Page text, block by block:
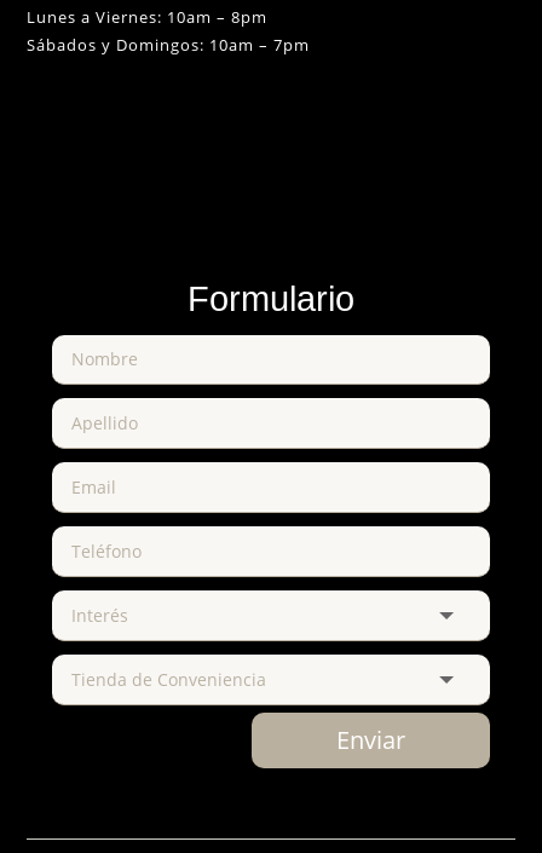
Lunes a Viernes: 10am – 8pm
Sábados y Domingos: 10am – 7pm
Formulario
Enviar